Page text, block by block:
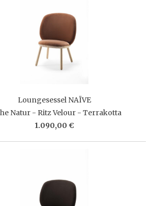
Loungesessel NAÏVE
Natur - Ritz Velour - Terrakotta
1.090,00 €